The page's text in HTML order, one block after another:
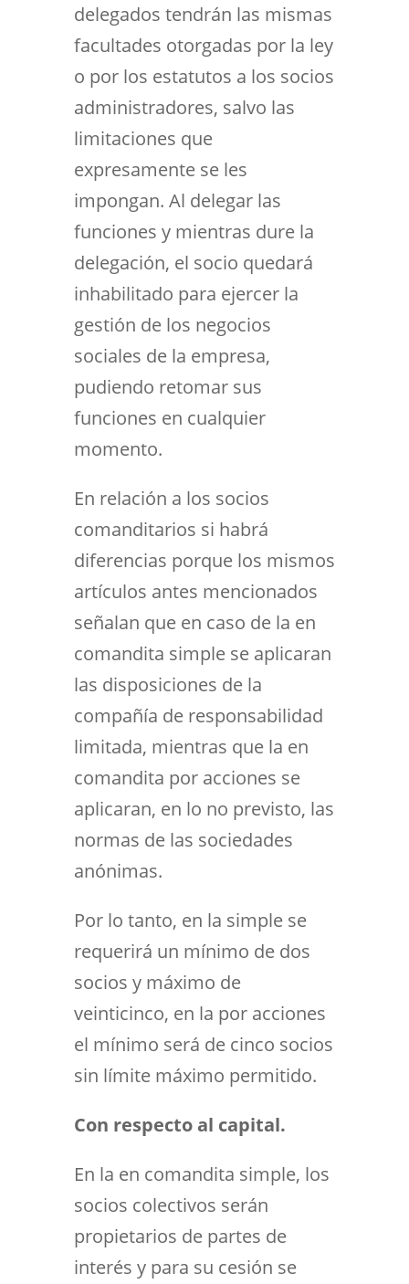
delegados tendrán las mismas
facultades otorgadas por la ley
o por los estatutos a los socios
administradores, salvo las
limitaciones que
expresamente se les
impongan. Al delegar las
funciones y mientras dure la
delegación, el socio quedará
inhabilitado para ejercer la
gestión de los negocios
sociales de la empresa,
pudiendo retomar sus
funciones en cualquier
momento.
En relación a los socios
comanditarios si habrá
diferencias porque los mismos
artículos antes mencionados
señalan que en caso de la en
comandita simple se aplicaran
las disposiciones de la
compañía de responsabilidad
limitada, mientras que la en
comandita por acciones se
aplicaran, en lo no previsto, las
normas de las sociedades
anónimas.
Por lo tanto, en la simple se
requerirá un mínimo de dos
socios y máximo de
veinticinco, en la por acciones
el mínimo será de cinco socios
sin límite máximo permitido.
Con respecto al capital.
En la en comandita simple, los
socios colectivos serán
propietarios de partes de
interés y para su cesión se